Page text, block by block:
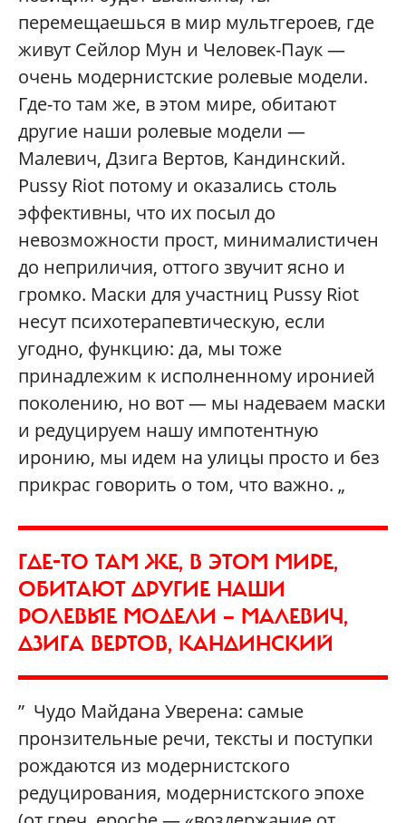
перемещаешься в мир мультгероев, где
живут Сейлор Мун и Человек-Паук —
очень модернистские ролевые модели.
Где-то там же, в этом мире, обитают
другие наши ролевые модели —
Малевич, Дзига Вертов, Кандинский.
Pussy Riot потому и оказались столь
эффективны, что их посыл до
невозможности прост, минималистичен
до неприличия, оттого звучит ясно и
громко. Маски для участниц Pussy Riot
несут психотерапевтическую, если
угодно, функцию: да, мы тоже
принадлежим к исполненному иронией
поколению, но вот — мы надеваем маски
и редуцируем нашу импотентную
иронию, мы идем на улицы просто и без
прикрас говорить о том, что важно. „
ГДЕ-ТО ТАМ ЖЕ, В ЭТОМ МИРЕ,
ОБИТАЮТ ДРУГИЕ НАШИ
РОЛЕВЫЕ МОДЕЛИ — МАЛЕВИЧ,
ДЗИГА ВЕРТОВ, КАНДИНСКИЙ
” Чудо Майдана Уверена: самые
пронзительные речи, тексты и поступки
рождаются из модернистского
редуцирования, модернистского эпохе